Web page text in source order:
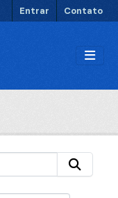
Entrar Contato